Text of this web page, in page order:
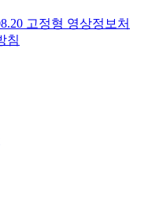
고정형 영상정보처
침